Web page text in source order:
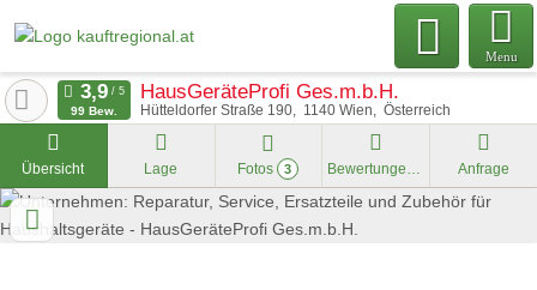
Menu
HausGeräteProfi Ges.m.b.H.
Hütteldorfer Straße 190 1140 Wien Österreich
99 Bew.
Übersicht Lage Fotos 3 Bewertungen Anfrage